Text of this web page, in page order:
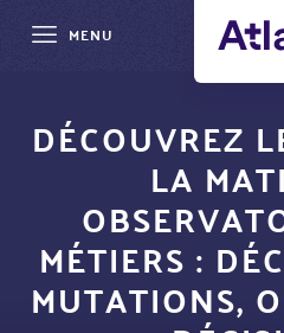
contenu
MENU
Pré-
DÉCOUVREZ
LA
MÉTIERS :
MUTATIONS,